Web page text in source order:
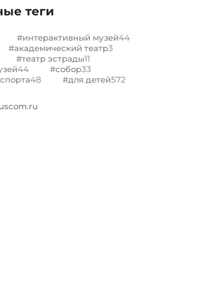
теги
#интерактивный музей44
#академический театр3
#театр эстрады11
44 #собор33
48 #для детей572